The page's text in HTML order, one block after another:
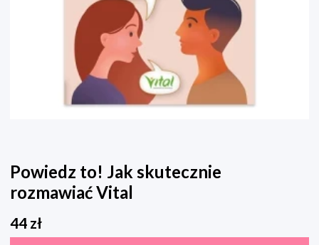
Powiedz to! Jak skutecznie
rozmawiać Vital
44 zł